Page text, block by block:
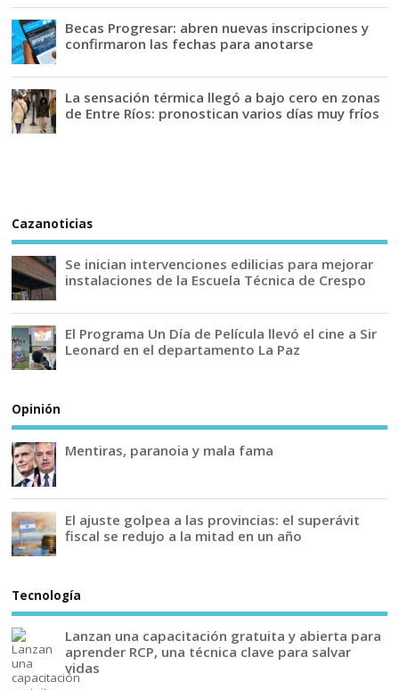
Becas Progresar: abren nuevas inscripciones y
confirmaron las fechas para anotarse
La sensación térmica llegó a bajo cero en zonas
de Entre Ríos: pronostican varios días muy fríos
Cazanoticias
Se inician intervenciones edilicias para mejorar
instalaciones de la Escuela Técnica de Crespo
El Programa Un Día de Película llevó el cine a Sir
Leonard en el departamento La Paz
Opinión
Mentiras, paranoia y mala fama
El ajuste golpea a las provincias: el superávit
fiscal se redujo a la mitad en un año
Tecnología
Lanzan una capacitación gratuita y abierta para
aprender RCP, una técnica clave para salvar
vidas